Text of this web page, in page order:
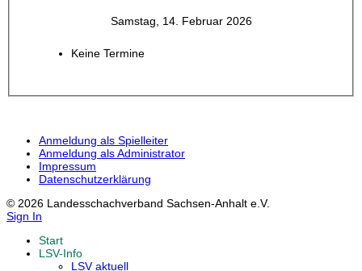
Samstag, 14. Februar 2026
Keine Termine
Anmeldung als Spielleiter
Anmeldung als Administrator
Impressum
Datenschutzerklärung
© 2026 Landesschachverband Sachsen-Anhalt e.V.
Sign In
Start
LSV-Info
LSV aktuell